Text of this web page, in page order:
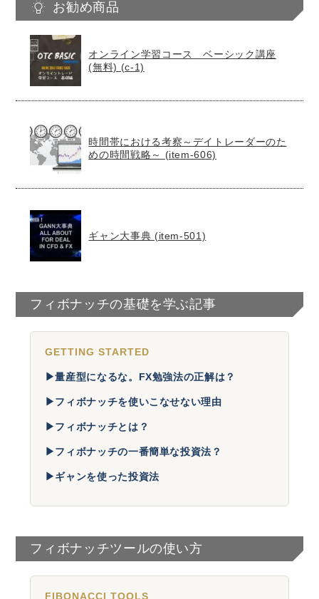
ー
お勧め商品
オンライン学習コース ベーシック講座
(無料) (c-1)
時間帯における考察～デイトレーダーのた
めの時間戦略～ (item-606)
ギャン大事典 (item-501)
フィボナッチの基礎を学ぶ記事
GETTING STARTED
▶量産型になるな。FX勉強法の正解は？
▶フィボナッチを使いこなせない理由
▶フィボナッチとは？
▶フィボナッチの一番簡単な投資法？
▶ギャンを使った投資法
フィボナッチツールの使い方
FIBONACCI TOOLS